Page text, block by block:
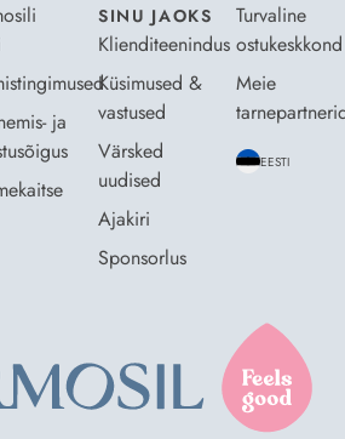
ja
SINU JAOKS
Klienditeenindus
Küsimused &
vastused
Värsked
uudised
Ajakiri
Sponsorlus
Turvaline
ostukeskkond
Meie
EESTI